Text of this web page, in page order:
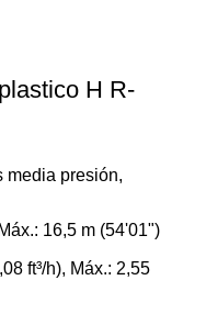
H R-
media presión,
16,5 m (54'01")
ft³/h), Máx.: 2,55